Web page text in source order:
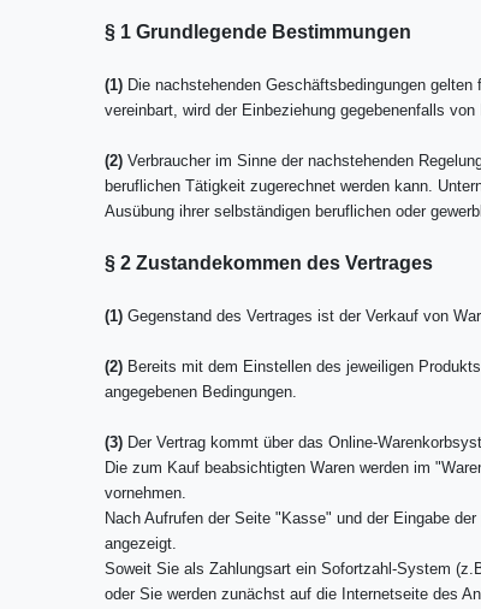
§ 1 Grundlegende Bestimmungen
(1) Die nachstehenden Geschäftsbedingungen
vereinbart, wird der Einbeziehung gegebenenfalls
(2) Verbraucher im Sinne der nachstehenden
beruflichen Tätigkeit zugerechnet werden kann.
Ausübung ihrer selbständigen beruflichen oder
§ 2 Zustandekommen des Vertrages
(1) Gegenstand des Vertrages ist der Verkauf von
(2) Bereits mit dem Einstellen des jeweiligen
angegebenen Bedingungen.
(3) Der Vertrag kommt über das Online-
Die zum Kauf beabsichtigten Waren werden im
vornehmen.
Nach Aufrufen der Seite "Kasse" und der Eingabe
angezeigt.
Soweit Sie als Zahlungsart ein Sofortzahl-System
oder Sie werden zunächst auf die Internetseite des